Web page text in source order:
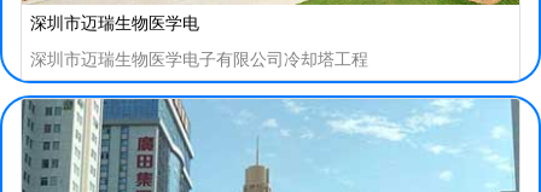
深圳市迈瑞生物医学电
深圳市迈瑞生物医学电子有限公司冷却塔工程